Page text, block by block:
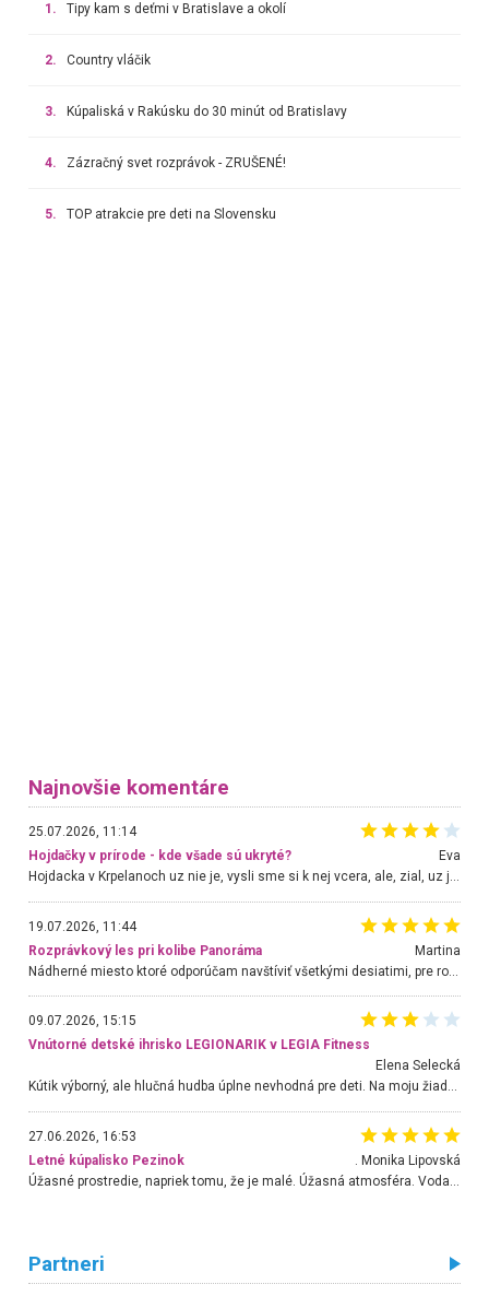
1. Tipy kam s deťmi v Bratislave a okolí
2. Country vláčik
3. Kúpaliská v Rakúsku do 30 minút od Bratislavy
4. Zázračný svet rozprávok - ZRUŠENÉ!
5. TOP atrakcie pre deti na Slovensku
Najnovšie komentáre
25.07.2026, 11:14
Hojdačky v prírode - kde všade sú ukryté?
Eva
Hojdacka v Krpelanoch uz nie je, vysli sme si k nej vcera, ale, zial, uz je znicena. Ak sem planujete cestu len kvoli hojdacke, mozete si ju usetrit. Krasny vyhlad je tu vsak aj bez hojdacky :-)
19.07.2026, 11:44
Rozprávkový les pri kolibe Panoráma
Martina
Nádherné miesto ktoré odporúčam navštíviť všetkými desiatimi, pre rodiny s deťmi, dôchodcom... Proste a jednoducho ozaj rozprávkový les.. určite ešte prídeme. Odniesli sme si na pamiatku krásne tričká,
09.07.2026, 15:15
Vnútorné detské ihrisko LEGIONARIK v LEGIA Fitness
Elena Selecká
Kútik výborný, ale hlučná hudba úplne nevhodná pre deti. Na moju žiadosť o aspoň sušenie nereagovali.
27.06.2026, 16:53
Letné kúpalisko Pezinok
. Monika Lipovská
Úžasné prostredie, napriek tomu, že je malé. Úžasná atmosféra. Voda fantastická a nádherná. Ľudí je pomerne veľa, ale su mili a ohľaduplní. Je veľmi zaujímavé sledovať, ako dokážu spolu športovať cudzí ľudia a bez ohľadu na vek. Vládne tu pohoda. Vnuka neviem dostať z vody. Ďakujem za krásny deň . Urcite sa sem vrátim. Jediný problém je s parkovaním, ale aj ten sa mi podarilo vyriešiť. Monika Bratislava
Partneri